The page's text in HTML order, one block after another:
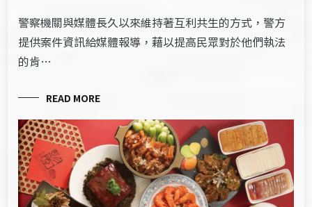
警察機關與媒體長久以來維持著互利共生的方式，警方
提供案件資訊給媒體報導，藉以提高民眾對於他們執法
的肯…
READ MORE